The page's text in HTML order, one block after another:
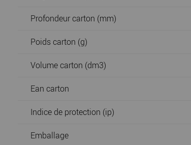
Profondeur carton (mm)
Poids carton (g)
Volume carton (dm3)
Ean carton
Indice de protection (ip)
Emballage